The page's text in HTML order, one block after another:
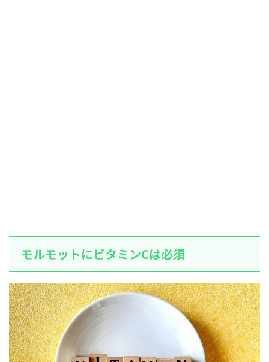
モルモットにビタミンCは必須